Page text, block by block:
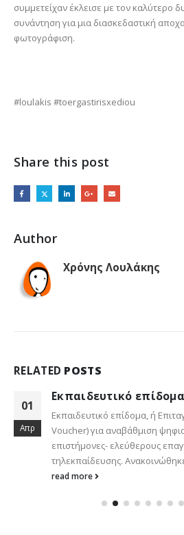
συμμετείχαν έκλεισε με τον καλύτερο
συνάντηση για μια διασκεδαστική
φωτογράφιση.
#loulakis #toergastirisxediou
Share this post
Author
Χρόνης Λουλάκης
RELATED POSTS
01
Απρ
Εκπαιδευτικό
Εκπαιδευτικό επίδομα, ή
Voucher) για αναβάθμιση
επιστήμονες- ελεύθερους
τηλεκπαίδευσης.
read more